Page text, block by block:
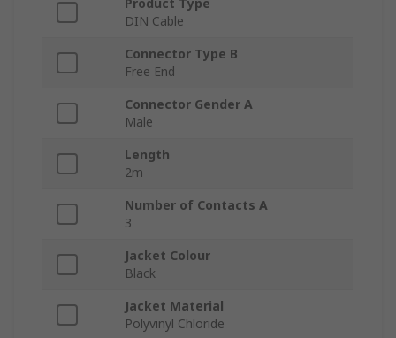
Product Type
DIN Cable
Connector Type B
Free End
Connector Gender A
Male
Length
2m
Number of Contacts A
3
Jacket Colour
Black
Jacket Material
Polyvinyl Chloride